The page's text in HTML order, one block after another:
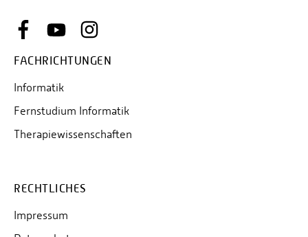
FACHRICHTUNGEN
Informatik
Fernstudium Informatik
Therapiewissenschaften
RECHTLICHES
Impressum